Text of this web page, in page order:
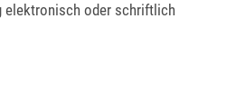
elektronisch oder schriftlich